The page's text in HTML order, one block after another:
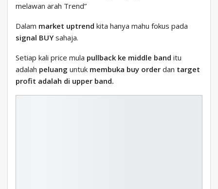
melawan arah Trend”
Dalam market uptrend kita hanya mahu fokus pada
signal BUY sahaja.
Setiap kali price mula pullback ke middle band itu
adalah peluang untuk membuka buy order dan target
profit adalah di upper band.